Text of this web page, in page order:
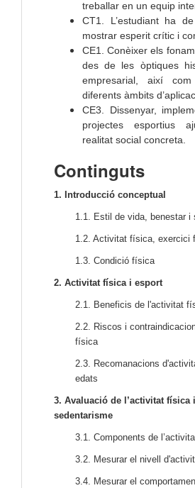
treballar en un equip
CT1. L’estudiant ha
mostrar esperit crític i
CE1. Conèixer els
des de les òptiques
empresarial, així
diferents àmbits
CE3. Dissenyar,
projectes esportius
realitat social concreta.
Continguts
1. Introducció conceptual
1.1. Estil de vida, benestar i
1.2. Activitat física, exercici
1.3. Condició física
2. Activitat física i esport
2.1. Beneficis de l'activitat
2.2. Riscos i
física
2.3. Recomanacions
edats
3. Avaluació de l’activitat física i
sedentarisme
3.1. Components de
3.2. Mesurar el nivell
3.4. Mesurar el